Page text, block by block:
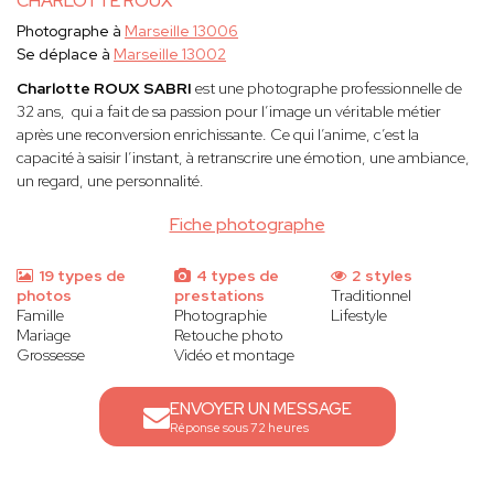
Fiche photographe
Photographe à Marseille 13006
Se déplace à Marseille 13002
Charlotte ROUX SABRI est une photographe professionnelle de
32 ans, qui a fait de sa passion pour l’image un véritable métier
après une reconversion enrichissante. Ce qui l’anime, c’est la
capacité à saisir l’instant, à retranscrire une émotion, une ambiance,
un regard, une personnalité.
19 types de
photos
Famille
Mariage
Grossesse
4 types de
prestations
Photographie
Retouche photo
Vidéo et montage
2 styles
Traditionnel
Lifestyle
ENVOYER UN MESSAGE
Réponse sous 72 heures